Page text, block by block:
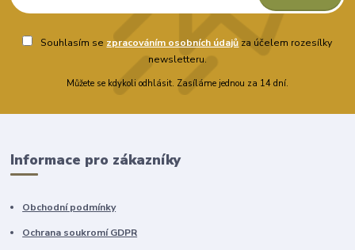
Souhlasím se zpracováním osobních údajů za účelem rozesílky
newsletteru.
Můžete se kdykoli odhlásit. Zasíláme jednou za 14 dní.
Informace pro zákazníky
Obchodní podmínky
Ochrana soukromí GDPR